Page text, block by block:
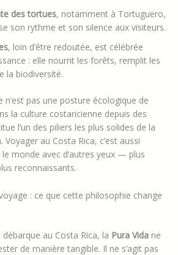
des tortues, notamment à Tortuguero,
son rythme et son silence aux visiteurs.
, loin d’être redoutée, est célébrée
: elle nourrit les forêts, remplit les
la biodiversité.
n’est pas une posture écologique de
la culture costaricienne depuis des
l’un des piliers les plus solides de la
Voyager au Costa Rica, c’est aussi
monde avec d’autres yeux — plus
reconnaissants.
: ce que cette philosophie change
au Costa Rica, la Pura Vida ne
de manière tangible. Il ne s’agit pas